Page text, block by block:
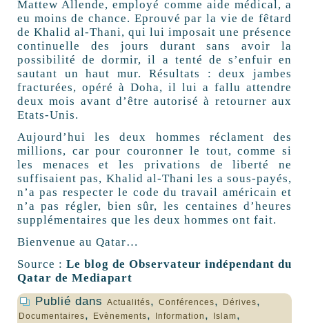
Mattew Allende, employé comme aide médical, a
eu moins de chance. Eprouvé par la vie de fêtard
de Khalid al-Thani, qui lui imposait une présence
continuelle des jours durant sans avoir la
possibilité de dormir, il a tenté de s’enfuir en
sautant un haut mur. Résultats : deux jambes
fracturées, opéré à Doha, il lui a fallu attendre
deux mois avant d’être autorisé à retourner aux
Etats-Unis.
Aujourd’hui les deux hommes réclament des
millions, car pour couronner le tout, comme si
les menaces et les privations de liberté ne
suffisaient pas, Khalid al-Thani les a sous-payés,
n’a pas respecter le code du travail américain et
n’a pas régler, bien sûr, les centaines d’heures
supplémentaires que les deux hommes ont fait.
Bienvenue au Qatar…
Source : Le blog de Observateur indépendant du
Qatar de Mediapart
Publié dans Actualités, Conférences, Dérives,
Documentaires, Evènements, Information , Islam,